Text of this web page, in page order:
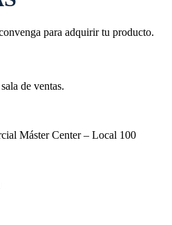
para adquirir tu producto.
de ventas.
Máster Center – Local 100